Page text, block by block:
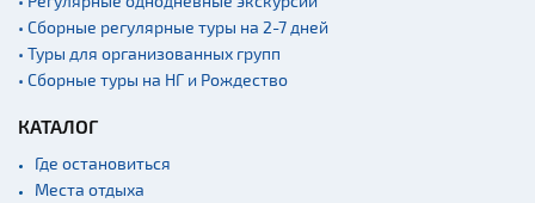
Озера и водоемы
Ратуши
Родовые усадьбы
Садово-парковая
Памятники
• Сборные регулярные туры на 2-7 дней
• Туры для организованных групп
• Сборные туры на НГ и Рождество
КАТАЛОГ
Где остановиться
Места отдыха